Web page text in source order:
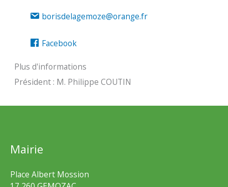
borisdelagemoze@orange.fr
Facebook
Plus d'informations
Président : M. Philippe COUTIN
Mairie
Place Albert Mossion